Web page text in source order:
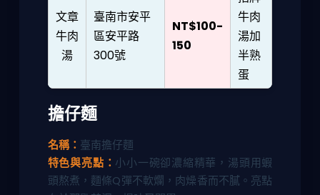
文章
牛肉
湯
臺南市安平
區安平路
300號
NT$100-
150
牛肉
湯加
半熟
蛋
擔仔麵
名稱： 臺南擔仔麵
特色與亮點： 小小一碗卻濃縮精華，湯頭用蝦
頭熬煮，麵條Q彈不軟爛，肉燥香而不膩。亮點